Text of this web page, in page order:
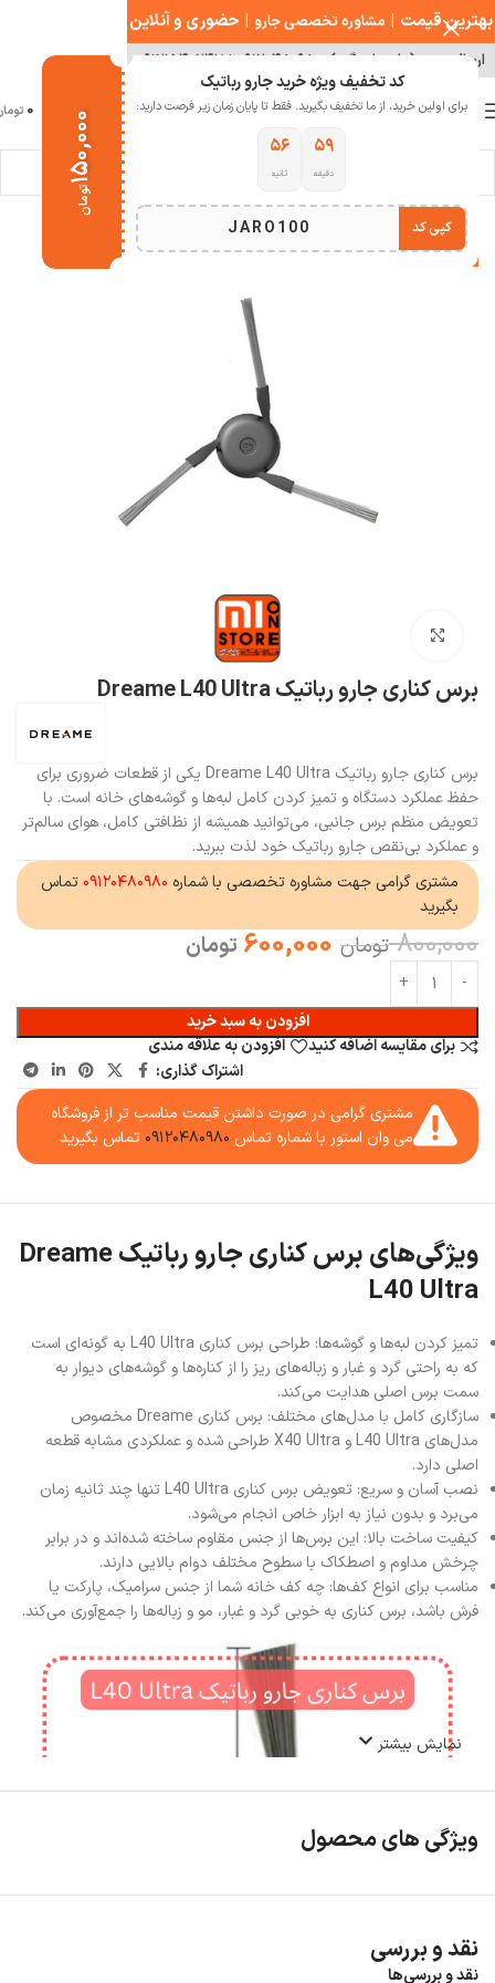
کد تخفیف ویژه خرید جارو رباتیک
برای اولین خرید، از ما تخفیف بگیرید. فقط تا پایان زمان زیر فرصت دارید:
۵۹
دقیقه
۵۵
ثانیه
JARO100 کپی کد
۱۵۰,۰۰۰
تومان
منو 0
خانه
-25%
برس کناری جارو رباتیک Dreame L40 Ultra
برس کناری جارو رباتیک Dreame L40 Ultra یکی از قطعات ضروری برای
حفظ عملکرد دستگاه و تمیز کردن کامل لبه‌ها و گوشه‌های خانه است. با
تعویض منظم برس جانبی، می‌توانید همیشه از نظافتی کامل، هوای سالم‌تر
و عملکرد بی‌نقص جارو رباتیک خود لذت ببرید.
مشتری گرامی جهت مشاوره تخصصی با شماره ۰۹۱۲۰۴۸۰۹۸۰ تماس
بگیرید
800,000 تومان 600,000 تومان
افزودن به سبد خرید
برای مقایسه اضافه کنید
افزودن به علاقه مندی
اشتراک گذاری:
مشتری گرامی در صورت داشتن قیمت مناسب تر از فروشگاه
می وان استور با شماره تماس ۰۹۱۲۰۴۸۰۹۸۰ تماس بگیرید
ویژگی‌های برس کناری جارو رباتیک Dreame
L40 Ultra
تمیز کردن لبه‌ها و گوشه‌ها: طراحی برس کناری L40 Ultra به گونه‌ای است
که به راحتی گرد و غبار و زباله‌های ریز را از کناره‌ها و گوشه‌های دیوار به
سمت برس اصلی هدایت می‌کند.
سازگاری کامل با مدل‌های مختلف: برس کناری Dreame مخصوص
مدل‌های L40 Ultra و X40 Ultra طراحی شده و عملکردی مشابه قطعه
اصلی دارد.
نصب آسان و سریع: تعویض برس کناری L40 Ultra تنها چند ثانیه زمان
می‌برد و بدون نیاز به ابزار خاص انجام می‌شود.
کیفیت ساخت بالا: این برس‌ها از جنس مقاوم ساخته شده‌اند و در برابر
چرخش مداوم و اصطکاک با سطوح مختلف دوام بالایی دارند.
مناسب برای انواع کف‌ها: چه کف خانه شما از جنس سرامیک، پارکت یا
فرش باشد، برس کناری به خوبی گرد و غبار، مو و زباله‌ها را جمع‌آوری می‌کند.
نمایش بیشتر
ویژگی های محصول
نقد و بررسی
نقد و بررسی‌ها
بهترین قیمت | مشاوره تخصصی جارو | حضوری و آنلاین
ارسال سریع ( با هماهنگی ) ۰۹۱۲۰۴۸۰۹۸۰ | ۰۹۱۲۱۵۴۰۲۴۷